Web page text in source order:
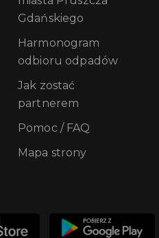
Gdańskiego
Harmonogram
odbioru odpadów
Jak zostać
partnerem
Pomoc / FAQ
Mapa strony